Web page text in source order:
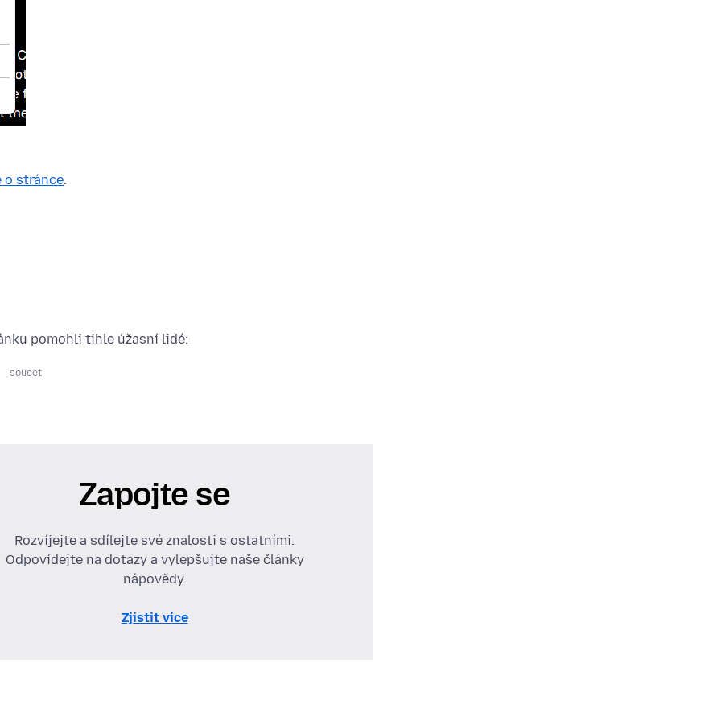
o stránce.
pomohli tihle úžasní lidé:
soucet
Zapojte se
Rozvíjejte a sdílejte své znalosti s ostatními.
Odpovídejte na dotazy a vylepšujte naše články
nápovědy.
Zjistit více